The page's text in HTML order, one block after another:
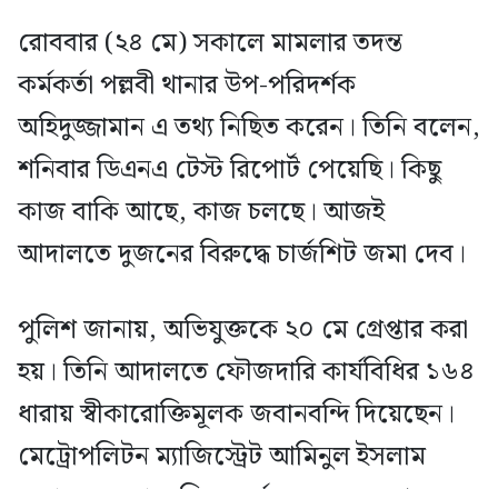
রোববার (২৪ মে) সকালে মামলার তদন্ত
কর্মকর্তা পল্লবী থানার উপ-পরিদর্শক
অহিদুজ্জামান এ তথ্য নিছিত করেন। তিনি বলেন,
শনিবার ডিএনএ টেস্ট রিপোর্ট পেয়েছি। কিছু
কাজ বাকি আছে, কাজ চলছে। আজই
আদালতে দুজনের বিরুদ্ধে চার্জশিট জমা দেব।
পুলিশ জানায়, অভিযুক্তকে ২০ মে গ্রেপ্তার করা
হয়। তিনি আদালতে ফৌজদারি কার্যবিধির ১৬৪
ধারায় স্বীকারোক্তিমূলক জবানবন্দি দিয়েছেন।
মেট্রোপলিটন ম্যাজিস্ট্রেট আমিনুল ইসলাম